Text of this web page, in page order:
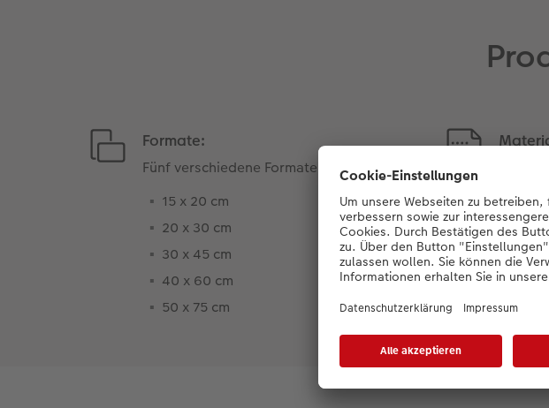
Formate:
Fünf verschiedene Formate
15 x 20 cm
20 x 30 cm
30 x 45 cm
40 x 60 cm
50 x 75 cm